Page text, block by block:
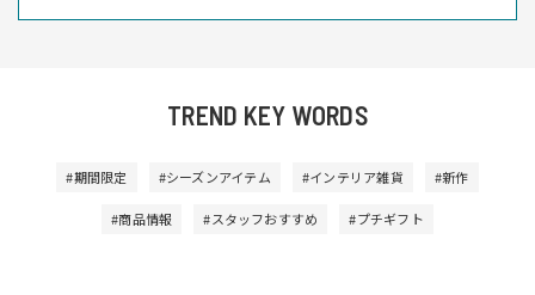
TREND KEY WORDS
#期間限定 #シーズンアイテム #インテリア雑貨 #新作
#商品情報 #スタッフおすすめ #プチギフト